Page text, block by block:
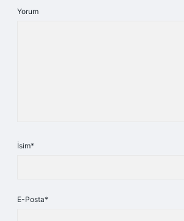
Yorum
İsim*
E-Posta*